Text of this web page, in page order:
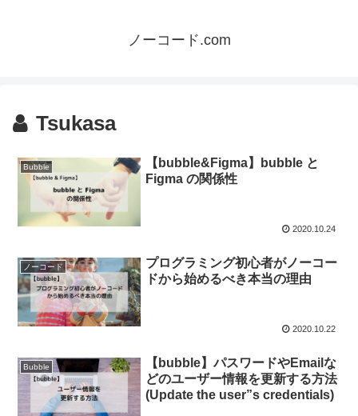
ノーコード.com
Tsukasa
Bubble
【bubble&Figma】bubble と
Figma の関係性
2020.10.24
ノーコード
プログラミング初心者がノーコー
ドから始めるべき本当の理由
2020.10.22
Bubble
【bubble】パスワードやEmailな
どのユーザー情報を更新する方法
(Update the user”s credentials)